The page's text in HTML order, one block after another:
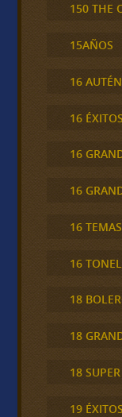
150 THE
15AÑOS
16
16 ÉXITOS
16
16
16
16
18
18
18
19